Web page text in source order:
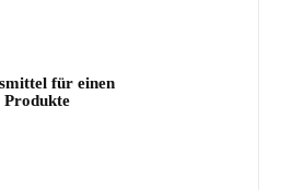
für einen
Produkte